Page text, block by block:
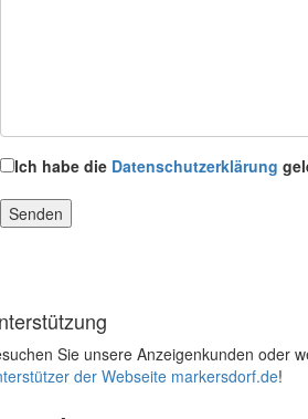
Ich habe die Datenschutzerklärung
Sie unsere Anzeigenkunden oder
der Webseite markersdorf.de!